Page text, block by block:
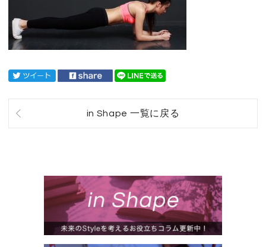
in Shape 一覧に戻る